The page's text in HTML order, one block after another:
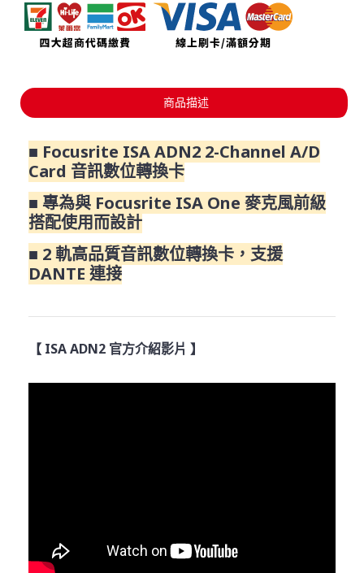
商品描述
■ Focusrite ISA ADN2 2-Channel A/D
Card 音訊數位轉換卡
■ 專為與 Focusrite ISA One 麥克風前級
搭配使用而設計
■ 2 軌高品質音訊數位轉換卡，支援
DANTE 連接
【 ISA ADN2 官方介紹影片 】